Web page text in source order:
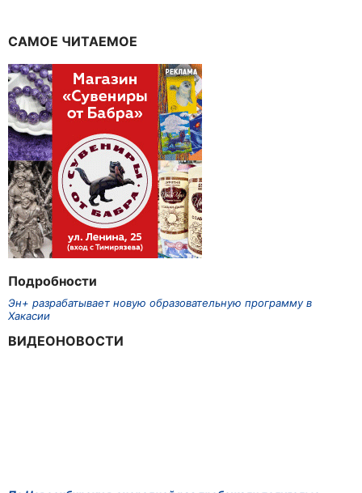
САМОЕ ЧИТАЕМОЕ
Подробности
Эн+ разрабатывает новую образовательную программу в
Хакасии
ВИДЕОНОВОСТИ